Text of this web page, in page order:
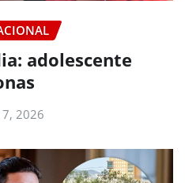
adolescente
2026